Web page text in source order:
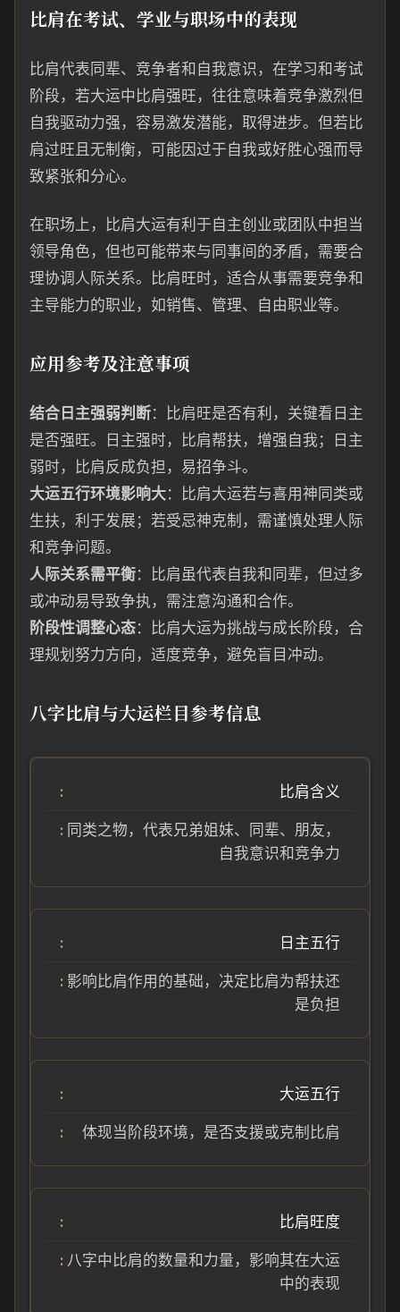
比肩在考试、学业与职场中的表现
比肩代表同辈、竞争者和自我意识，在学习和考试
阶段，若大运中比肩强旺，往往意味着竞争激烈但
自我驱动力强，容易激发潜能，取得进步。但若比
肩过旺且无制衡，可能因过于自我或好胜心强而导
致紧张和分心。
在职场上，比肩大运有利于自主创业或团队中担当
领导角色，但也可能带来与同事间的矛盾，需要合
理协调人际关系。比肩旺时，适合从事需要竞争和
主导能力的职业，如销售、管理、自由职业等。
应用参考及注意事项
结合日主强弱判断：比肩旺是否有利，关键看日主
是否强旺。日主强时，比肩帮扶，增强自我；日主
弱时，比肩反成负担，易招争斗。
大运五行环境影响大：比肩大运若与喜用神同类或
生扶，利于发展；若受忌神克制，需谨慎处理人际
和竞争问题。
人际关系需平衡：比肩虽代表自我和同辈，但过多
或冲动易导致争执，需注意沟通和合作。
阶段性调整心态：比肩大运为挑战与成长阶段，合
理规划努力方向，适度竞争，避免盲目冲动。
八字比肩与大运栏目参考信息
比肩含义
同类之物，代表兄弟姐妹、同辈、朋友，
自我意识和竞争力
日主五行
影响比肩作用的基础，决定比肩为帮扶还
是负担
大运五行
体现当阶段环境，是否支援或克制比肩
比肩旺度
八字中比肩的数量和力量，影响其在大运
中的表现